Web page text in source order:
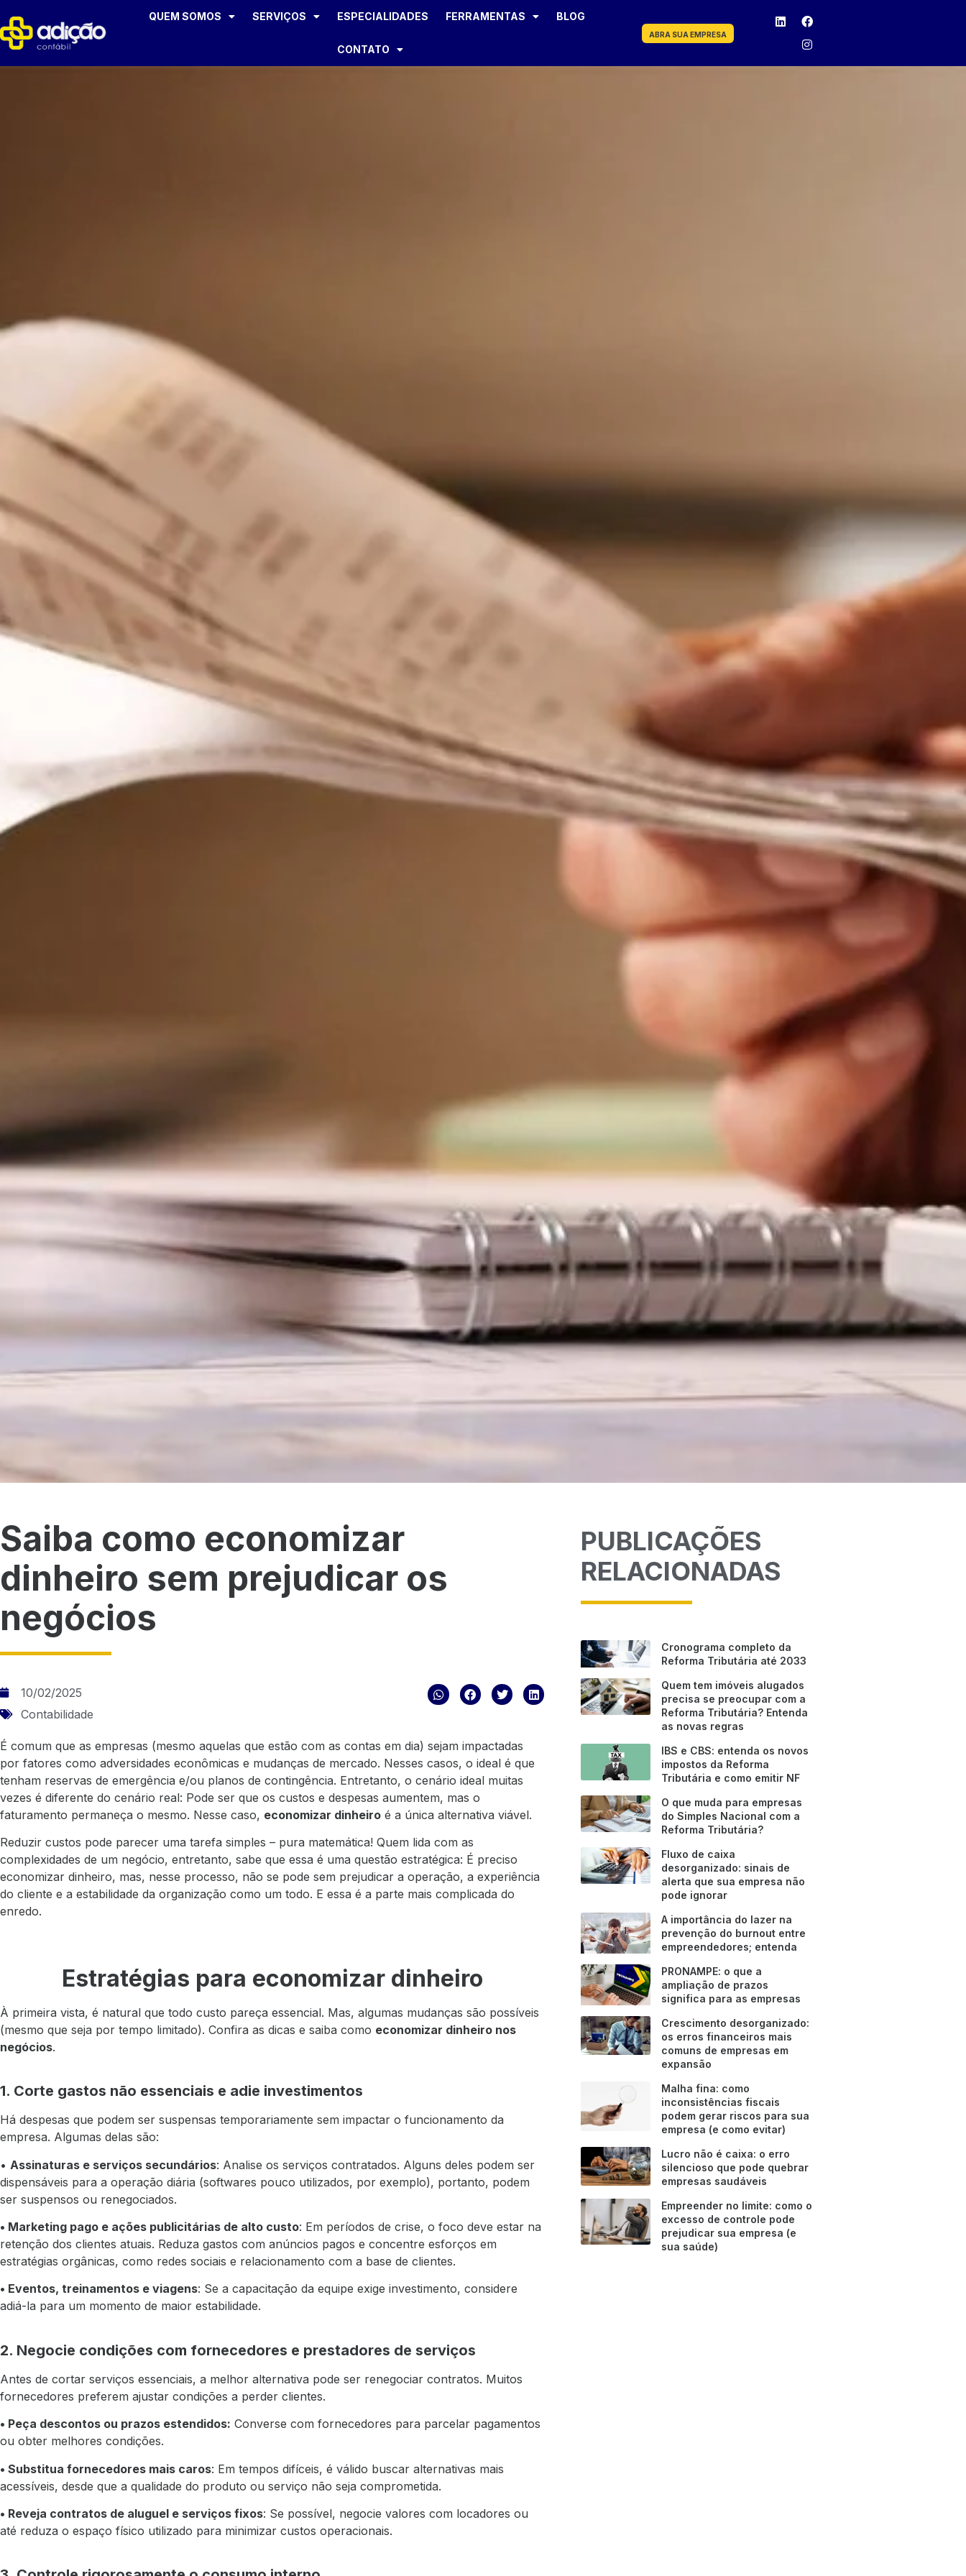
QUEM SOMOS SERVIÇOS ESPECIALIDADES FERRAMENTAS BLOG
CONTATO
ABRA SUA EMPRESA
Saiba como economizar
dinheiro sem prejudicar os
negócios
10/02/2025
Contabilidade
É comum que as empresas (mesmo aquelas que estão com as contas em dia) sejam impactadas
por fatores como adversidades econômicas e mudanças de mercado. Nesses casos, o ideal é que
tenham reservas de emergência e/ou planos de contingência. Entretanto, o cenário ideal muitas
vezes é diferente do cenário real: Pode ser que os custos e despesas aumentem, mas o
faturamento permaneça o mesmo. Nesse caso, economizar dinheiro é a única alternativa viável.
Reduzir custos pode parecer uma tarefa simples – pura matemática! Quem lida com as
complexidades de um negócio, entretanto, sabe que essa é uma questão estratégica: É preciso
economizar dinheiro, mas, nesse processo, não se pode sem prejudicar a operação, a experiência
do cliente e a estabilidade da organização como um todo. E essa é a parte mais complicada do
enredo.
Estratégias para economizar dinheiro
À primeira vista, é natural que todo custo pareça essencial. Mas, algumas mudanças são possíveis
(mesmo que seja por tempo limitado). Confira as dicas e saiba como economizar dinheiro nos
negócios.
1. Corte gastos não essenciais e adie investimentos
Há despesas que podem ser suspensas temporariamente sem impactar o funcionamento da
empresa. Algumas delas são:
• Assinaturas e serviços secundários: Analise os serviços contratados. Alguns deles podem ser
dispensáveis para a operação diária (softwares pouco utilizados, por exemplo), portanto, podem
ser suspensos ou renegociados.
• Marketing pago e ações publicitárias de alto custo: Em períodos de crise, o foco deve estar na
retenção dos clientes atuais. Reduza gastos com anúncios pagos e concentre esforços em
estratégias orgânicas, como redes sociais e relacionamento com a base de clientes.
• Eventos, treinamentos e viagens: Se a capacitação da equipe exige investimento, considere
adiá-la para um momento de maior estabilidade.
2. Negocie condições com fornecedores e prestadores de serviços
Antes de cortar serviços essenciais, a melhor alternativa pode ser renegociar contratos. Muitos
fornecedores preferem ajustar condições a perder clientes.
• Peça descontos ou prazos estendidos: Converse com fornecedores para parcelar pagamentos
ou obter melhores condições.
• Substitua fornecedores mais caros: Em tempos difíceis, é válido buscar alternativas mais
acessíveis, desde que a qualidade do produto ou serviço não seja comprometida.
• Reveja contratos de aluguel e serviços fixos: Se possível, negocie valores com locadores ou
até reduza o espaço físico utilizado para minimizar custos operacionais.
PUBLICAÇÕES
RELACIONADAS
Cronograma completo da
Reforma Tributária até 2033
Quem tem imóveis alugados
precisa se preocupar com a
Reforma Tributária? Entenda
as novas regras
IBS e CBS: entenda os novos
impostos da Reforma
Tributária e como emitir NF
O que muda para empresas
do Simples Nacional com a
Reforma Tributária?
Fluxo de caixa
desorganizado: sinais de
alerta que sua empresa não
pode ignorar
A importância do lazer na
prevenção do burnout entre
empreendedores; entenda
PRONAMPE: o que a
ampliação de prazos
significa para as empresas
Crescimento desorganizado:
os erros financeiros mais
comuns de empresas em
expansão
Malha fina: como
inconsistências fiscais
podem gerar riscos para sua
empresa (e como evitar)
Lucro não é caixa: o erro
silencioso que pode quebrar
empresas saudáveis
Empreender no limite: como o
excesso de controle pode
prejudicar sua empresa (e
sua saúde)